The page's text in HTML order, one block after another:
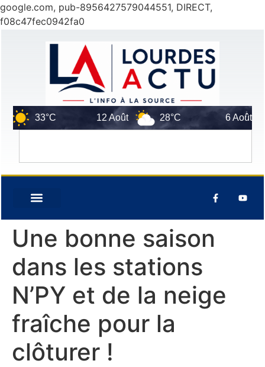
google.com, pub-8956427579044551, DIRECT,
f08c47fec0942fa0
33°C 12 Août 28°C 6 Août
Une bonne saison
dans les stations
N’PY et de la neige
fraîche pour la
clôturer !